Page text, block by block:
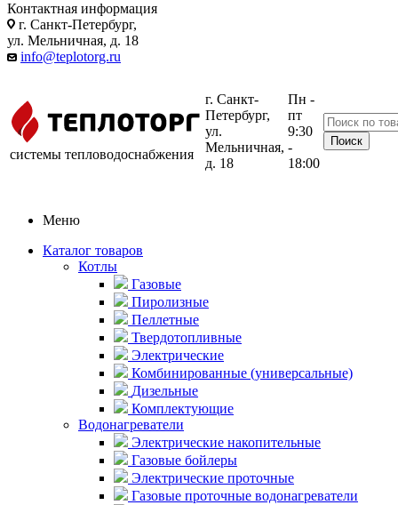
Контактная информация
г. Санкт-Петербург,
ул. Мельничная, д. 18
info@teplotorg.ru
системы тепловодоснабжения
г. Санкт-
Петербург,
ул.
Мельничная,
д. 18
Пн -
пт
9:30
-
18:00
Меню
Каталог товаров
Котлы
Газовые
Пиролизные
Пеллетные
Твердотопливные
Электрические
Комбинированные (универсальные)
Дизельные
Комплектующие
Водонагреватели
Электрические накопительные
Газовые бойлеры
Электрические проточные
Газовые проточные водонагреватели